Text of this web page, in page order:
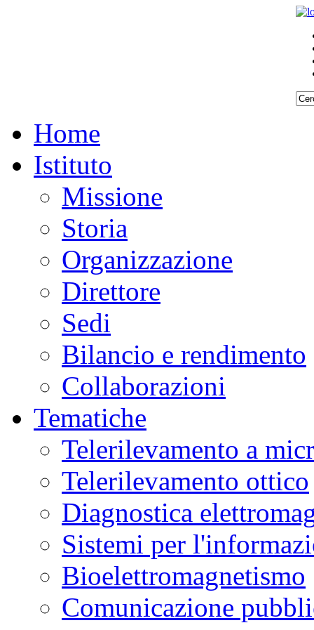
Home
Istituto
Missione
Storia
Organizzazione
Direttore
Sedi
Bilancio e rendimento
Collaborazioni
Tematiche
Telerilevamento a
Telerilevamento ottico
Diagnostica
Sistemi per
Bioelettromagnetismo
Comunicazione